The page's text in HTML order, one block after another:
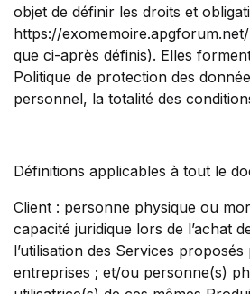
objet de définir les droits et
https://
que ci-après définis). Elles
Politique de protection des
personnel, la totalité des
Définitions applicables à tout le
Client : personne physique ou
capacité juridique lors de l’achat
l’utilisation des Services proposés
entreprises ; et/ou personne(s)